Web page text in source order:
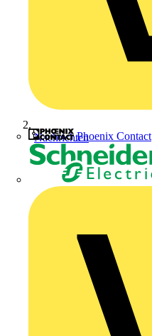
Phoenix Contact
Nachrichten